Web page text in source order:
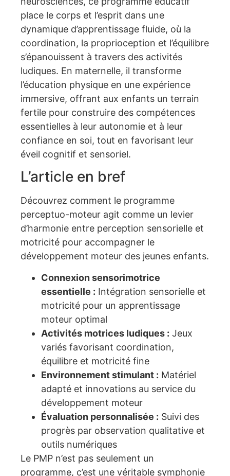
place le corps et l’esprit dans une
dynamique d’apprentissage fluide, où la
coordination, la proprioception et l’équilibre
s’épanouissent à travers des activités
ludiques. En maternelle, il transforme
l’éducation physique en une expérience
immersive, offrant aux enfants un terrain
fertile pour construire des compétences
essentielles à leur autonomie et à leur
confiance en soi, tout en favorisant leur
éveil cognitif et sensoriel.
L’article en bref
Découvrez comment le programme
perceptuo-moteur agit comme un levier
d’harmonie entre perception sensorielle et
motricité pour accompagner le
développement moteur des jeunes enfants.
Connexion sensorimotrice
essentielle : Intégration sensorielle et
motricité pour un apprentissage
moteur optimal
Activités motrices ludiques : Jeux
variés favorisant coordination,
équilibre et motricité fine
Environnement stimulant : Matériel
adapté et innovations au service du
développement moteur
Évaluation personnalisée : Suivi des
progrès par observation qualitative et
outils numériques
Le PMP n’est pas seulement un
programme, c’est une véritable symphonie